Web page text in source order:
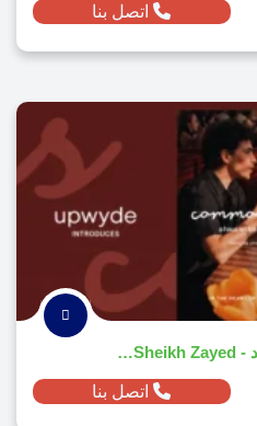
اتصل بنا
كمبوند كومن هاوس الشيخ زايد - CommonHaus El Sheikh Zayed
اتصل بنا